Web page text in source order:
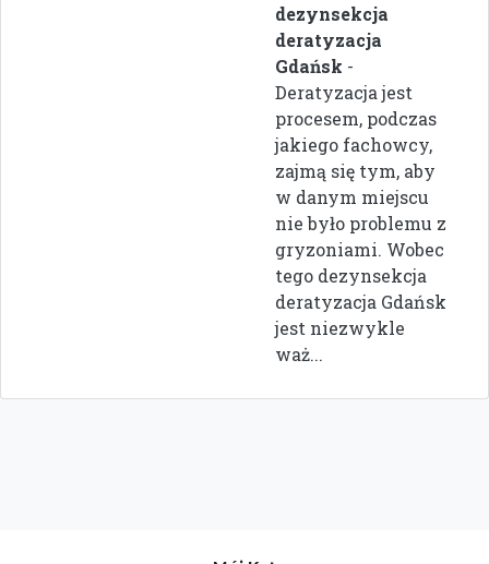
dezynsekcja
deratyzacja
Gdańsk -
Deratyzacja jest
procesem, podczas
jakiego fachowcy,
zajmą się tym, aby
w danym miejscu
nie było problemu z
gryzoniami. Wobec
tego dezynsekcja
deratyzacja Gdańsk
jest niezwykle
waż...